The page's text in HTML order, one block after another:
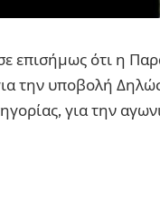
ότι η
την υποβολή
για την